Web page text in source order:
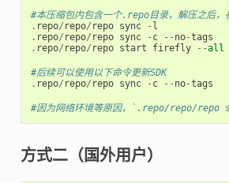
#本压缩包内包含一个.repo目录，解压之后，
. repo/ repo/ repo sync - l
. repo/ repo/ repo sync - c -- no-tags
. repo/ repo/ repo start firefly --all
#后续可以使用以下命令更新SDK
. repo/ repo/ repo sync - c -- no-tags
#因为网络环境等原因，`.repo/repo/repo
方式二（国外用户）